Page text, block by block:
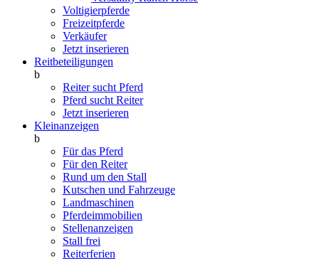
Voltigierpferde
Freizeitpferde
Verkäufer
Jetzt inserieren
Reitbeteiligungen
b
Reiter sucht Pferd
Pferd sucht Reiter
Jetzt inserieren
Kleinanzeigen
b
Für das Pferd
Für den Reiter
Rund um den Stall
Kutschen und Fahrzeuge
Landmaschinen
Pferdeimmobilien
Stellenanzeigen
Stall frei
Reiterferien